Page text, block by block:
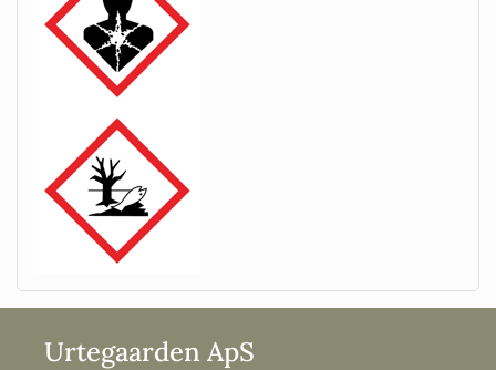
Urtegaarden ApS